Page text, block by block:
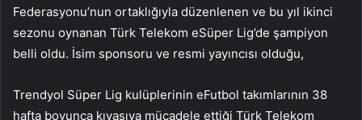
Federasyonu’nun ortaklığıyla düzenlenen ve bu yıl ikinci
sezonu oynanan Türk Telekom eSüper Lig’de şampiyon
belli oldu. İsim sponsoru ve resmi yayıncısı olduğu,
Trendyol Süper Lig kulüplerinin eFutbol takımlarının 38
hafta boyunca kıyasıya mücadele ettiği Türk Telekom